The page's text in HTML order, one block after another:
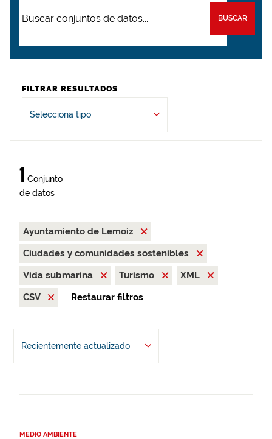
BUSCAR
FILTRAR RESULTADOS
Selecciona tipo
1 Conjunto
de datos
Ayuntamiento de Lemoiz
Ciudades y comunidades sostenibles
Vida submarina
Turismo
XML
CSV
Restaurar filtros
Recientemente actualizado
MEDIO AMBIENTE